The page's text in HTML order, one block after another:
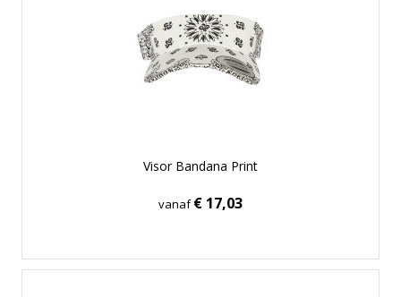
Visor Bandana Print
vanaf€ 17,03